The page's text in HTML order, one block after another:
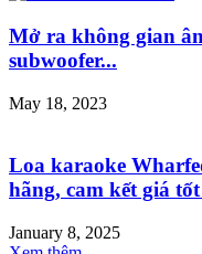
Mở ra không gian
subwoofer...
May 18, 2023
Loa karaoke
hãng, cam kết giá
January 8, 2025